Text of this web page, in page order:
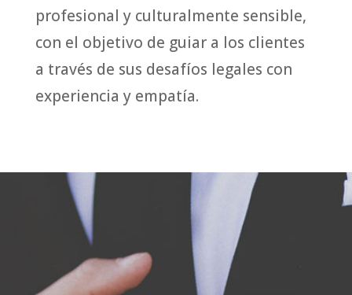
profesional y culturalmente sensible,
con el objetivo de guiar a los clientes
a través de sus desafíos legales con
experiencia y empatía.